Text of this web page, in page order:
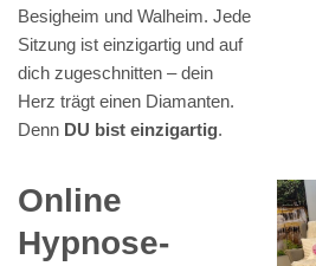
Besigheim und Walheim. Jede
Sitzung ist einzigartig und auf
dich zugeschnitten – dein
Herz trägt einen Diamanten.
Denn DU bist einzigartig.
Online
Hypnose-